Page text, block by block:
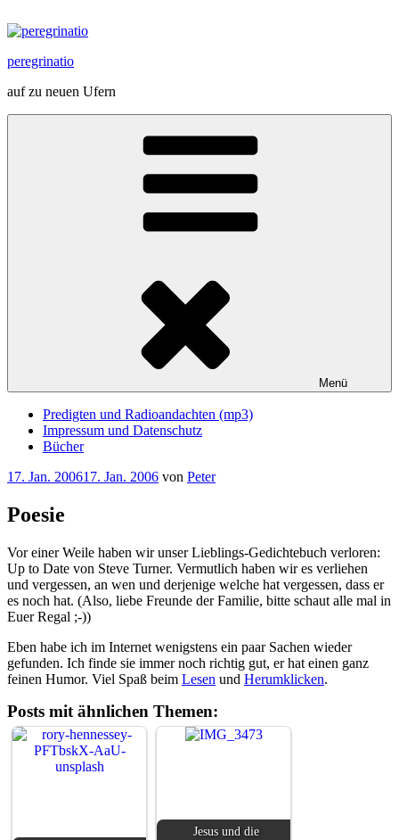
Inhalt
peregrinatio
auf zu neuen Ufern
Menü
Predigten und Radioandachten (mp3)
Impressum und Datenschutz
Bücher
Veröffentlicht
17. Jan. 200617. Jan. 2006 von Peter
Poesie
Vor einer Weile haben wir unser Lieblings-Gedichtebuch verloren:
Up to Date von Steve Turner. Vermutlich haben wir es verliehen
und vergessen, an wen und derjenige welche hat vergessen, dass er
es noch hat. (Also, liebe Freunde der Familie, bitte schaut alle mal in
Euer Regal ;-))
Eben habe ich im Internet wenigstens ein paar Sachen wieder
gefunden. Ich finde sie immer noch richtig gut, er hat einen ganz
feinen Humor. Viel Spaß beim Lesen und Herumklicken.
Posts mit ähnlichen Themen:
Jesus und die